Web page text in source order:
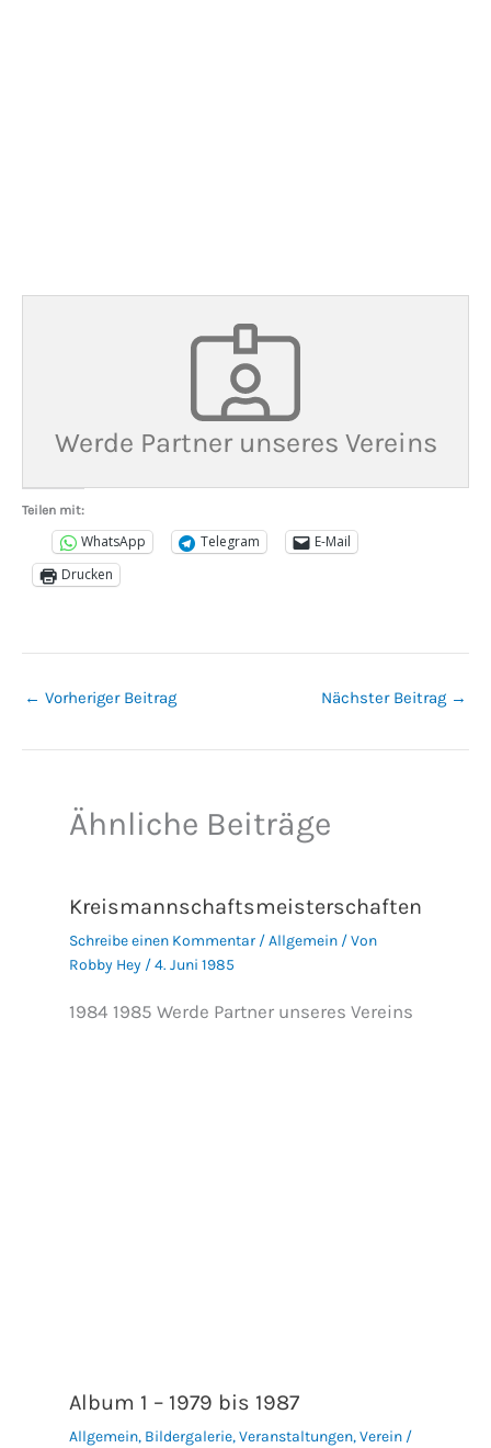
Werde Partner unseres Vereins
Teilen mit:
WhatsApp Telegram
E-Mail
Drucken
← Vorheriger Beitrag Nächster Beitrag →
Ähnliche Beiträge
Kreismannschaftsmeisterschaften
Schreibe einen Kommentar /Allgemein/ Von
Robby Hey /4. Juni 1985
1984 1985 Werde Partner unseres Vereins
Album 1 – 1979 bis 1987
Allgemein, Bildergalerie,Veranstaltungen,Verein/